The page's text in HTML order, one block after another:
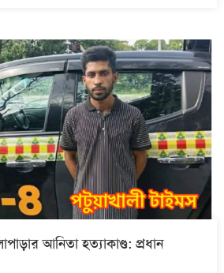
আনিতা হত্যাকাণ্ড: প্রধান